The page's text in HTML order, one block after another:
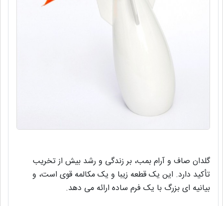
گلدان صاف و آرام بمب، بر زندگی و رشد بیش از تخریب
تأکید دارد. این یک قطعه زیبا و یک مکالمه قوی است، و
بیانیه ای بزرگ با یک فرم ساده ارائه می دهد.